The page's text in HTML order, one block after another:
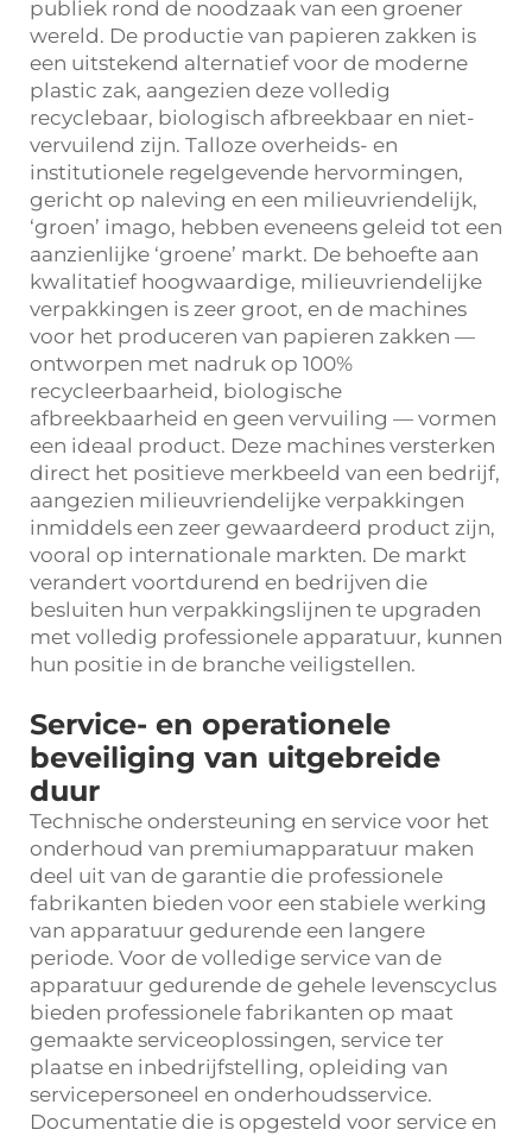
publiek rond de noodzaak van een groener
wereld. De productie van papieren zakken is
een uitstekend alternatief voor de moderne
plastic zak, aangezien deze volledig
recyclebaar, biologisch afbreekbaar en niet-
vervuilend zijn. Talloze overheids- en
institutionele regelgevende hervormingen,
gericht op naleving en een milieuvriendelijk,
‘groen’ imago, hebben eveneens geleid tot een
aanzienlijke ‘groene’ markt. De behoefte aan
kwalitatief hoogwaardige, milieuvriendelijke
verpakkingen is zeer groot, en de machines
voor het produceren van papieren zakken —
ontworpen met nadruk op 100%
recycleerbaarheid, biologische
afbreekbaarheid en geen vervuiling — vormen
een ideaal product. Deze machines versterken
direct het positieve merkbeeld van een bedrijf,
aangezien milieuvriendelijke verpakkingen
inmiddels een zeer gewaardeerd product zijn,
vooral op internationale markten. De markt
verandert voortdurend en bedrijven die
besluiten hun verpakkingslijnen te upgraden
met volledig professionele apparatuur, kunnen
hun positie in de branche veiligstellen.
Service- en operationele
beveiliging van uitgebreide
duur
Technische ondersteuning en service voor het
onderhoud van premiumapparatuur maken
deel uit van de garantie die professionele
fabrikanten bieden voor een stabiele werking
van apparatuur gedurende een langere
periode. Voor de volledige service van de
apparatuur gedurende de gehele levenscyclus
bieden professionele fabrikanten op maat
gemaakte serviceoplossingen, service ter
plaatse en inbedrijfstelling, opleiding van
servicepersoneel en onderhoudsservice.
Documentatie die is opgesteld voor service en